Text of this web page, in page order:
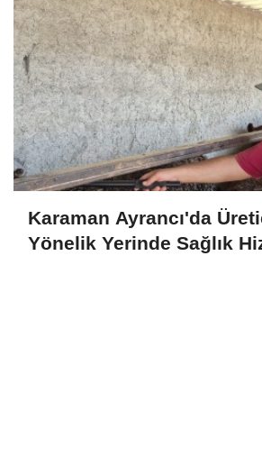
Karaman Ayrancı'da
Yönelik Yerinde Sağlık